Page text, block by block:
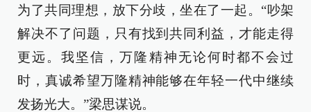
为了共同理想，放下分歧，坐在了一起。“吵架
解决不了问题，只有找到共同利益，才能走得
更远。我坚信，万隆精神无论何时都不会过
时，真诚希望万隆精神能够在年轻一代中继续
发扬光大。”梁思谋说。